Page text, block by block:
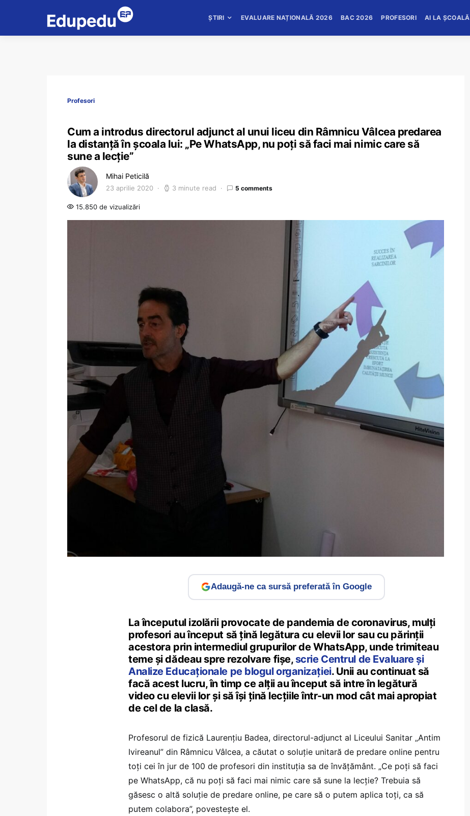
ȘTIRI EVALUARE NAȚIONALĂ 2026 BAC 2026 PROFESORI AI LA ȘCOALĂ
Profesori
Cum a introdus directorul adjunct al unui liceu din Râmnicu Vâlcea predarea
la distanță în școala lui: „Pe WhatsApp, nu poți să faci mai nimic care să
sune a lecție”
Mihai Peticilă
23 aprilie 2020 3 minute read 5 comments
15.850 de vizualizări
Adaugă-ne ca sursă preferată în Google
La începutul izolării provocate de pandemia de coronavirus, mulți
profesori au început să țină legătura cu elevii lor sau cu părinții
acestora prin intermediul grupurilor de WhatsApp, unde trimiteau
teme și dădeau spre rezolvare fișe, scrie Centrul de Evaluare și
Analize Educaționale pe blogul organizației. Unii au continuat să
facă acest lucru, în timp ce alții au început să intre în legătură
video cu elevii lor și să își țină lecțiile într-un mod cât mai apropiat
de cel de la clasă.
Profesorul de fizică Laurențiu Badea, directorul-adjunct al Liceului Sanitar „Antim
Ivireanul” din Râmnicu Vâlcea, a căutat o soluție unitară de predare online pentru
toți cei în jur de 100 de profesori din instituția sa de învățământ. „Ce poți să faci
pe WhatsApp, că nu poți să faci mai nimic care să sune la lecție? Trebuia să
găsesc o altă soluție de predare online, pe care să o putem aplica toți, ca să
putem colabora”, povestește el.